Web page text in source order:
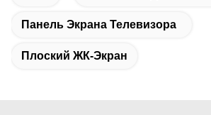
Панель Экрана Телевизора
Плоский ЖК-Экран